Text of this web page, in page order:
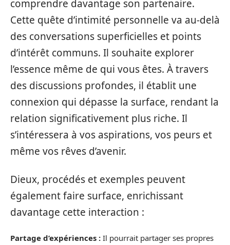
comprendre davantage son partenaire.
Cette quête d’intimité personnelle va au-delà
des conversations superficielles et points
d’intérêt communs. Il souhaite explorer
l’essence même de qui vous êtes. À travers
des discussions profondes, il établit une
connexion qui dépasse la surface, rendant la
relation significativement plus riche. Il
s’intéressera à vos aspirations, vos peurs et
même vos rêves d’avenir.
Dieux, procédés et exemples peuvent
également faire surface, enrichissant
davantage cette interaction :
Partage d’expériences : Il pourrait partager ses propres